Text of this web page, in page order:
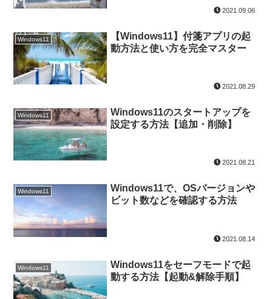
2021.09.06
Windows11
【Windows11】付箋アプリの起
動方法と使い方を完全マスター
2021.08.29
Windows11
Windows11のスタートアップを
設定する方法【追加・削除】
2021.08.21
Windows11
Windows11で、OSバージョンや
ビット数などを確認する方法
2021.08.14
Windows11
Windows11をセーフモードで起
動する方法【起動&解除手順】